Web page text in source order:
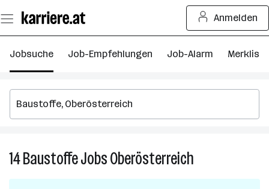
Seiteninhalt
springen
Anmelden
Jobsuche Job-Empfehlungen Job-Alarm Merkliste
14BaustoffeJobsOberösterreich